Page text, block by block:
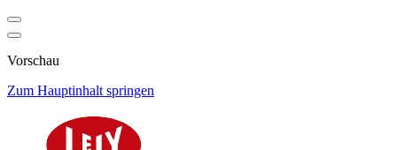
Vorschau
Zum Hauptinhalt springen